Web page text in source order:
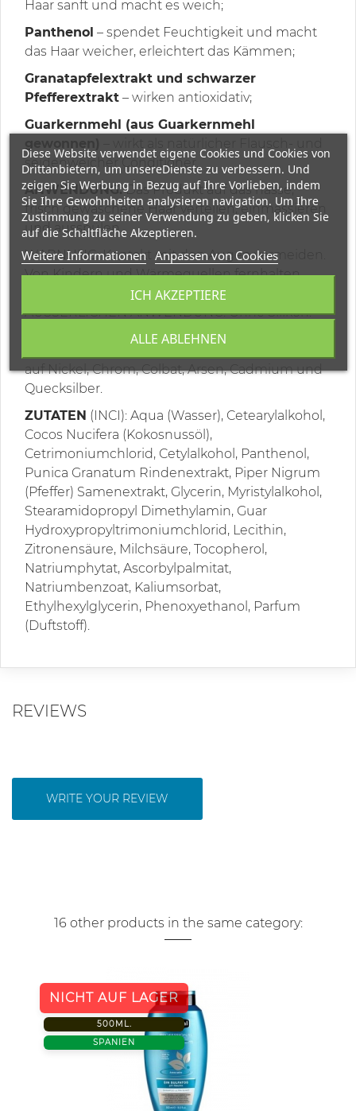
Haar sanft und macht es weich;
Panthenol – spendet Feuchtigkeit und macht
das Haar weicher, erleichtert das Kämmen;
Granatapfelextrakt und schwarzer
Pfefferextrakt – wirken antioxidativ;
Guarkernmehl (aus Guarkernmehl
seidenweicher Conditioner.
ANWENDUNG:Das Produkt auf das nasse,
frisch gewaschene Haar verteilen, einmassieren
und ausspülen.
WARNUNG: Kontakt mit den Augen vermeiden.
Von Kindern und Wärmequellen fernhalten.
KOSMETISCHES PRODUKT NUR ZUR
ÄUSSERLICHEN ANWENDUNG. Ohne Silikon.
Ohne Farbstoffe. Ohne Patrouille. Ohne PEG.
auf Nickel, Chrom, Colbat, Arsen, Cadmium und
Quecksilber.
ZUTATEN (INCI): Aqua (Wasser), Cetearylalkohol,
Cocos Nucifera (Kokosnussöl),
Cetrimoniumchlorid, Cetylalkohol, Panthenol,
Punica Granatum Rindenextrakt, Piper Nigrum
(Pfeffer) Samenextrakt, Glycerin, Myristylalkohol,
Stearamidopropyl Dimethylamin, Guar
Hydroxypropyltrimoniumchlorid, Lecithin,
Zitronensäure, Milchsäure, Tocopherol,
Natriumphytat, Ascorbylpalmitat,
Natriumbenzoat, Kaliumsorbat,
Ethylhexylglycerin, Phenoxyethanol, Parfum
(Duftstoff).
REVIEWS
WRITE YOUR REVIEW
16 other products in the same category:
NICHT AUF LAGER
500ML.
SPANIEN
Diese Website verwendet eigene Cookies und Cookies von
Drittanbietern, um unsereDienste zu verbessern. Und
zeigen Sie Werbung in Bezug auf Ihre Vorlieben, indem
Sie Ihre Gewohnheiten analysieren navigation. Um Ihre
Zustimmung zu seiner Verwendung zu geben, klicken Sie
auf die Schaltfläche Akzeptieren.
Weitere Informationen Anpassen von Cookies
ALLE ABLEHNEN
ICH AKZEPTIERE